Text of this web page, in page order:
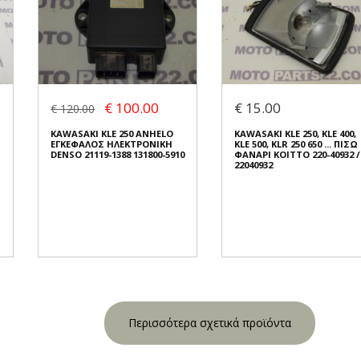
€ 120.00 € 100.00
KAWASAKI KLE 250 ANHELO
ΕΓΚΕΦΑΛΟΣ ΗΛΕΚΤΡΟΝΙΚΗ
DENSO 21119-1388 131800-5910
€ 15.00
KAWASAKI KLE 250, KLE 400,
KLE 500, KLR 250 650 ... ΠΙΣΩ
ΦΑΝΑΡΙ KOITTO 220-40932 /
22040932
Περισσότερα σχετικά προϊόντα